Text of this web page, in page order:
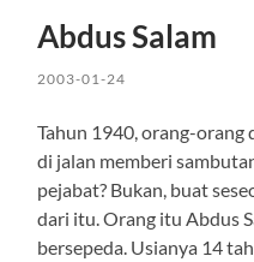
Abdus Salam
2003-01-24
Tahun 1940, orang-orang
di jalan memberi
pejabat? Bukan, buat
dari itu. Orang itu Abdus
bersepeda. Usianya 14